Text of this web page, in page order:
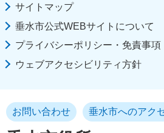
サイトマップ
垂水市公式WEBサイトについて
プライバシーポリシー・免責事項
ウェブアクセシビリティ方針
お問い合わせ 垂水市へのアク